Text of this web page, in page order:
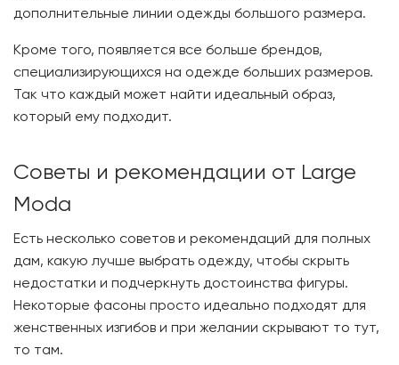
дополнительные линии одежды большого размера.
Кроме того, появляется все больше брендов,
специализирующихся на одежде больших размеров.
Так что каждый может найти идеальный образ,
который ему подходит.
Советы и рекомендации от Large
Moda
Есть несколько советов и рекомендаций для полных
дам, какую лучше выбрать одежду, чтобы скрыть
недостатки и подчеркнуть достоинства фигуры.
Некоторые фасоны просто идеально подходят для
женственных изгибов и при желании скрывают то тут,
то там.